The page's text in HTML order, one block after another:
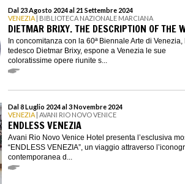
Dal 23 Agosto 2024 al 21 Settembre 2024
VENEZIA | BIBLIOTECA NAZIONALE MARCIANA
DIETMAR BRIXY. THE DESCRIPTION OF THE
In concomitanza con la 60ª Biennale Arte di Venezia,
tedesco Dietmar Brixy, espone a Venezia le sue
coloratissime opere riunite s...
Dal 8 Luglio 2024 al 3 Novembre 2024
VENEZIA | AVANI RIO NOVO VENICE
ENDLESS VENEZIA
Avani Rio Novo Venice Hotel presenta l’esclusiva
“ENDLESS VENEZIA”, un viaggio attraverso
contemporanea d...